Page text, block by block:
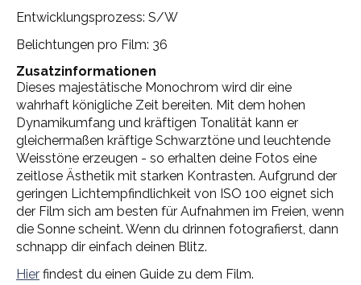
Entwicklungsprozess: S/W
Belichtungen pro Film: 36
Zusatzinformationen
Dieses majestätische Monochrom wird dir eine
wahrhaft königliche Zeit bereiten. Mit dem hohen
Dynamikumfang und kräftigen Tonalität kann er
gleichermaßen kräftige Schwarztöne und leuchtende
Weisstöne erzeugen - so erhalten deine Fotos eine
zeitlose Ästhetik mit starken Kontrasten. Aufgrund der
geringen Lichtempfindlichkeit von ISO 100 eignet sich
der Film sich am besten für Aufnahmen im Freien, wenn
die Sonne scheint. Wenn du drinnen fotografierst, dann
schnapp dir einfach deinen Blitz.
Hier findest du einen Guide zu dem Film.